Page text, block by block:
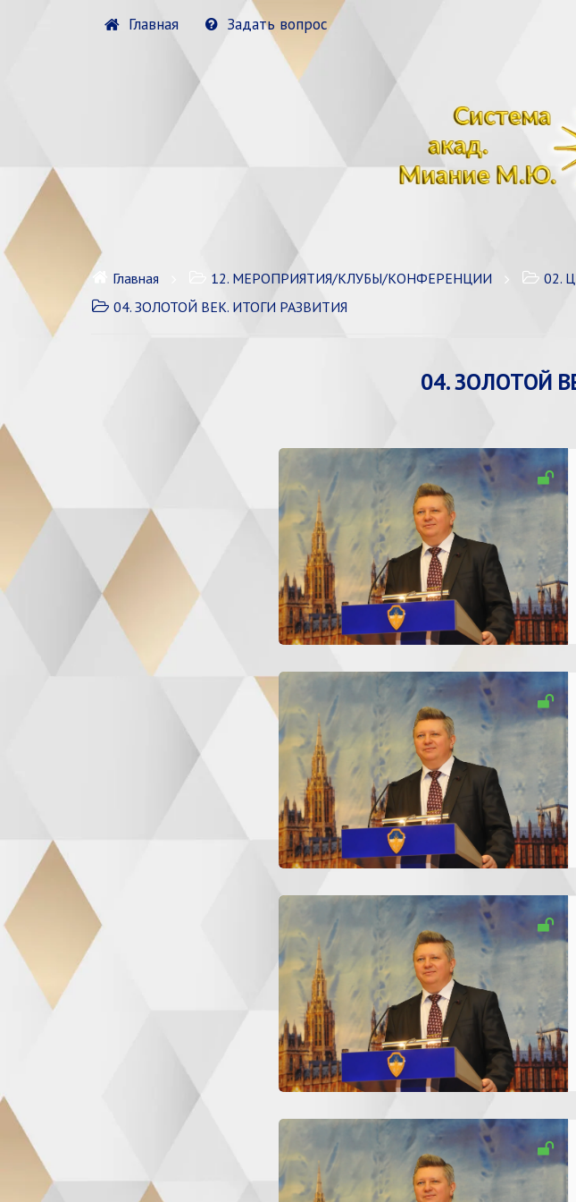
Главная Задать вопрос
Главная 12. МЕРОПРИЯТИЯ/КЛУБЫ/КОНФЕРЕНЦИИ
02.
04. ЗОЛОТОЙ ВЕК. ИТОГИ РАЗВИТИЯ
04. ЗОЛОТОЙ